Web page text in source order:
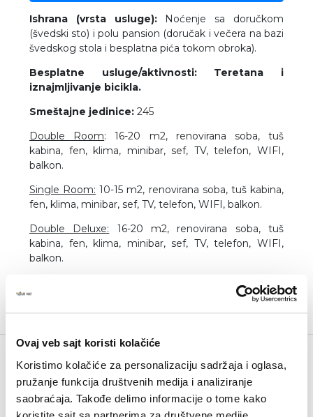
Ovaj veb sajt koristi kolačiće
Koristimo kolačiće za personalizaciju sadržaja i oglasa,
pružanje funkcija društvenih medija i analiziranje
saobraćaja. Takođe delimo informacije o tome kako
koristite sajt sa partnerima za društvene medije,
Ishrana (vrsta usluge): Noćenje sa doručkom
(švedski sto) i polu pansion (doručak i večera na bazi
švedskog stola i besplatna pića tokom obroka).
Besplatne usluge/aktivnosti: Teretana i
iznajmljivanje bicikla.
Smeštajne jedinice: 245
Double Room: 16-20 m2, renovirana soba, tuš
kabina, fen, klima, minibar, sef, TV, telefon, WIFI,
balkon.
Single Room: 10-15 m2, renovirana soba, tuš kabina,
fen, klima, minibar, sef, TV, telefon, WIFI, balkon.
Double Deluxe: 16-20 m2, renovirana soba, tuš
kabina, fen, klima, minibar, sef, TV, telefon, WIFI,
balkon.
Budite u toku
Newsletter